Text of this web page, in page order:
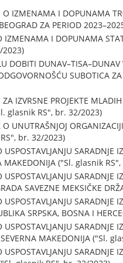
IZMENAMA I DOPUNAMA
BEOGRAD ZA PERIOD
IZMENAMA I DOPUNAMA
2023)
DOBITI
SUBOTICA
IZVRSNE PROJEKTE
glasnik RS", br. 32/2023)
UNUTRAŠNJOJ
RS", br. 32/2023)
SARADNJE
MAKEDONIJA ("Sl. glasnik
SARADNJE
SAVEZNE MEKSIČKE
SARADNJE
SRPSKA, BOSNA I
SARADNJE
MAKEDONIJA ("Sl.
SARADNJE